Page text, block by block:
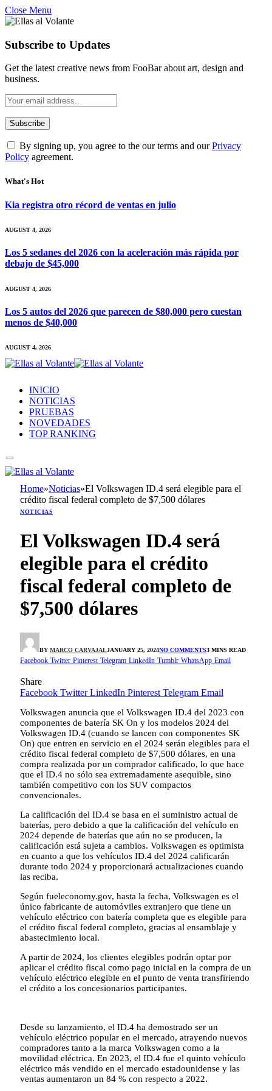
Close Menu
Subscribe to Updates
Get the latest creative news from FooBar about art, design and
business.
By signing up, you agree to the our terms and ourPrivacy
Policy agreement.
What's Hot
Kia registra otro récord de ventas en julio
AUGUST 4, 2026
Los 5 sedanes del 2026 con la aceleración más rápida por
debajo de $45,000
AUGUST 4, 2026
Los 5 autos del 2026 que parecen de $80,000 pero cuestan
menos de $40,000
AUGUST 4, 2026
INICIO
NOTICIAS
PRUEBAS
NOVEDADES
TOP RANKING
Home»Noticias»El Volkswagen ID.4 será elegible para el
crédito fiscal federal completo de $7,500 dólares
NOTICIAS
El Volkswagen ID.4 será
elegible para el crédito
fiscal federal completo de
$7,500 dólares
BY MARCO CARVAJALJANUARY 25, 2024NO COMMENTS3 MINS READ
Facebook Twitter Pinterest Telegram LinkedIn Tumblr WhatsApp Email
Share
Facebook Twitter LinkedIn Pinterest Telegram Email
Volkswagen anuncia que el Volkswagen ID.4 del 2023 con
componentes de batería SK On y los modelos 2024 del
Volkswagen ID.4 (cuando se lancen con componentes SK
On) que entren en servicio en el 2024 serán elegibles para el
crédito fiscal federal completo de $7,500 dólares, en una
compra realizada por un comprador calificado, lo que hace
que el ID.4 no sólo sea extremadamente asequible, sino
también competitivo con los SUV compactos
convencionales.
La calificación del ID.4 se basa en el suministro actual de
baterías, pero debido a que la calificación del vehículo en
2024 depende de baterías que aún no se producen, la
calificación está sujeta a cambios. Volkswagen es optimista
en cuanto a que los vehículos ID.4 del 2024 calificarán
durante todo 2024 y proporcionará actualizaciones cuando
las reciba.
Según fueleconomy.gov, hasta la fecha, Volkswagen es el
único fabricante de automóviles extranjero que tiene un
vehículo eléctrico con batería completa que es elegible para
el crédito fiscal federal completo, gracias al ensamblaje y
abastecimiento local.
A partir de 2024, los clientes elegibles podrán optar por
aplicar el crédito fiscal como pago inicial en la compra de un
vehículo eléctrico elegible en el punto de venta transfiriendo
el crédito a los concesionarios participantes.
Desde su lanzamiento, el ID.4 ha demostrado ser un
vehículo eléctrico popular en el mercado, atrayendo nuevos
compradores tanto a la marca Volkswagen como a la
movilidad eléctrica. En 2023, el ID.4 fue el quinto vehículo
eléctrico más vendido en el mercado estadounidense y las
ventas aumentaron un 84 % con respecto a 2022.